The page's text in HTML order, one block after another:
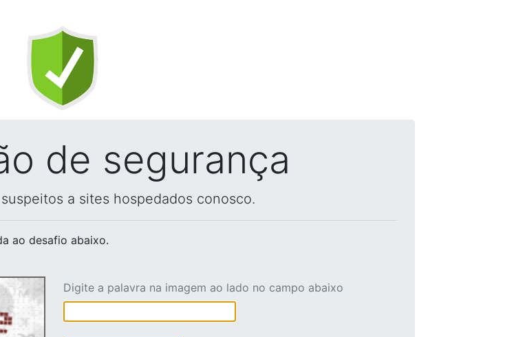
de segurança
a sites hospedados conosco.
ao desafio abaixo.
Digite a palavra na imagem ao lado no campo abaixo